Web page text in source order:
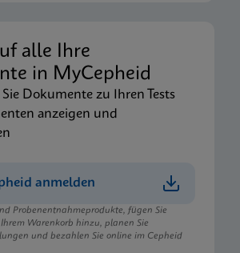
alle Ihre
in MyCepheid
Dokumente zu Ihren Tests
anzeigen und
anmelden
Probenentnahmeprodukte, fügen Sie
Warenkorb hinzu, planen Sie
und bezahlen Sie online im Cepheid